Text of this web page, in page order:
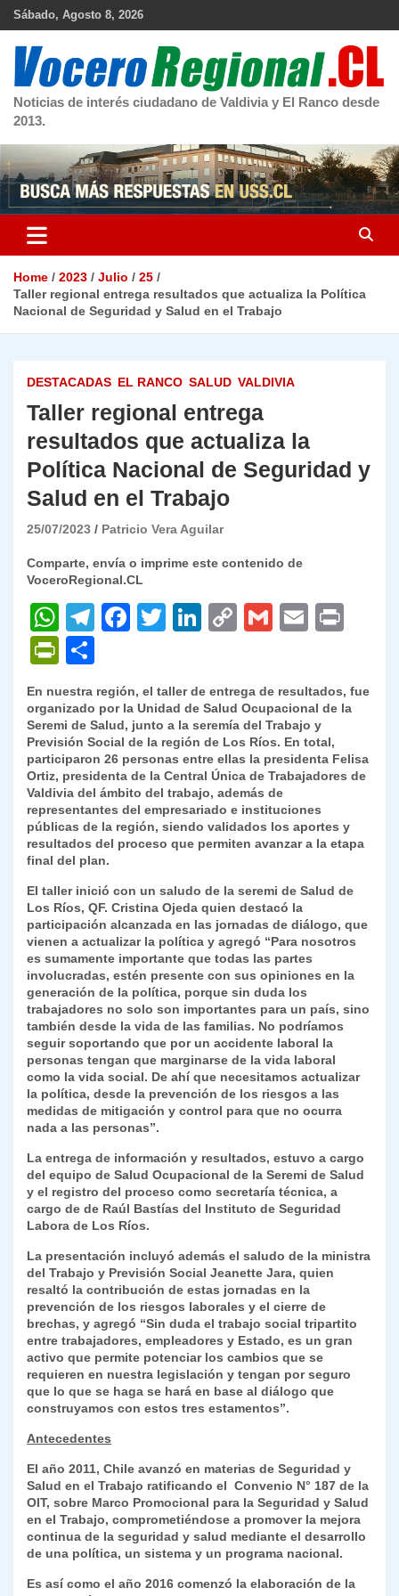
Skip
Sábado, Agosto 8, 2026
Noticias de interés ciudadano de Valdivia y El Ranco desde
2013.
Home 2023 Julio
25
Taller regional entrega resultados que actualiza la Política
Nacional de Seguridad y Salud en el Trabajo
DESTACADAS EL RANCO SALUD VALDIVIA
Taller regional entrega
resultados que actualiza la
Política Nacional de Seguridad y
Salud en el Trabajo
25/07/2023 Patricio Vera Aguilar
Comparte, envía o imprime este contenido de
VoceroRegional.CL
W
h
at
s
A
p
p
T
gr
a
m
F
e
b
o
o
k
T
er
Li
e
dI
n
C
y
Li
n
k
G
l
E
l
P
nt
Fr
ie
n
dl
y
m
p
ar
tir
En nuestra región, el taller de entrega de resultados, fue
organizado por la Unidad de Salud Ocupacional de la
Seremi de Salud, junto a la seremía del Trabajo y
Previsión Social de la región de Los Ríos. En total,
participaron 26 personas entre ellas la presidenta Felisa
Ortiz, presidenta de la Central Única de Trabajadores de
Valdivia del ámbito del trabajo, además de
representantes del empresariado e instituciones
públicas de la región, siendo validados los aportes y
resultados del proceso que permiten avanzar a la etapa
final del plan.
El taller inició con un saludo de la seremi de Salud de
Los Ríos, QF. Cristina Ojeda quien destacó la
participación alcanzada en las jornadas de diálogo, que
vienen a actualizar la política y agregó “Para nosotros
es sumamente importante que todas las partes
involucradas, estén presente con sus opiniones en la
generación de la política, porque sin duda los
trabajadores no solo son importantes para un país, sino
también desde la vida de las familias. No podríamos
seguir soportando que por un accidente laboral la
personas tengan que marginarse de la vida laboral
como la vida social. De ahí que necesitamos actualizar
la política, desde la prevención de los riesgos a las
medidas de mitigación y control para que no ocurra
nada a las personas”.
La entrega de información y resultados, estuvo a cargo
del equipo de Salud Ocupacional de la Seremi de Salud
y el registro del proceso como secretaría técnica, a
cargo de de Raúl Bastías del Instituto de Seguridad
Labora de Los Ríos.
La presentación incluyó además el saludo de la ministra
del Trabajo y Previsión Social Jeanette Jara, quien
resaltó la contribución de estas jornadas en la
prevención de los riesgos laborales y el cierre de
brechas, y agregó “Sin duda el trabajo social tripartito
entre trabajadores, empleadores y Estado, es un gran
activo que permite potenciar los cambios que se
requieren en nuestra legislación y tengan por seguro
que lo que se haga se hará en base al diálogo que
construyamos con estos tres estamentos”.
Antecedentes
El año 2011, Chile avanzó en materias de Seguridad y
Salud en el Trabajo ratificando el Convenio N° 187 de la
OIT, sobre Marco Promocional para la Seguridad y Salud
en el Trabajo, comprometiéndose a promover la mejora
continua de la seguridad y salud mediante el desarrollo
de una política, un sistema y un programa nacional.
Es así como el año 2016 comenzó la elaboración de la